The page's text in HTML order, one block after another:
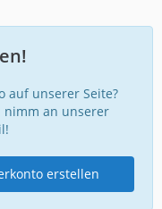
auf unserer Seite?
nimm an unserer
erstellen